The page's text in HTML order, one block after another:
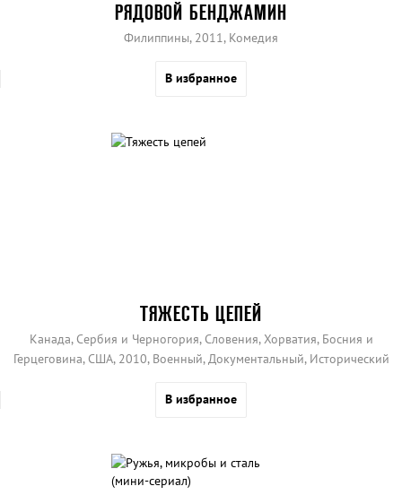
РЯДОВОЙ БЕНДЖАМИН
Филиппины, 2011, Комедия
В избранное
ТЯЖЕСТЬ ЦЕПЕЙ
Канада, Сербия и Черногория, Словения, Хорватия, Босния и
Герцеговина, США, 2010, Военный, Документальный, Исторический
В избранное